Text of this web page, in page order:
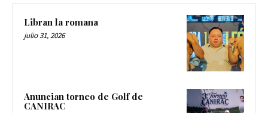
Libran la romana
julio 31, 2026
Anuncian torneo de Golf de
CANIRAC